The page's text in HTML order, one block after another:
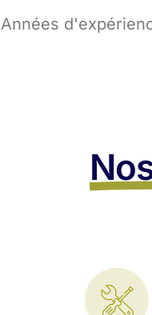
Années